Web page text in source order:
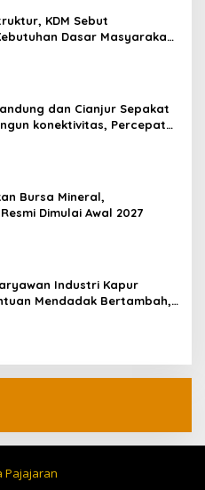
KDM Sebut
Dasar Masyarakat
Jabar 2027
dan Cianjur Sepakat
konektivitas, Percepat
Daerah
Bursa Mineral,
Dimulai Awal 2027
Industri Kapur
Mendadak Bertambah,